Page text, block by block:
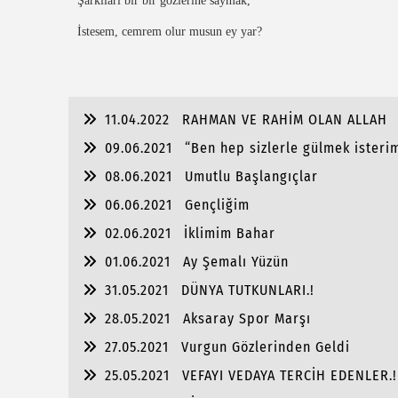
İstesem, cemrem olur musun ey yar?
11.04.2022
RAHMAN VE RAHİM OLAN ALLAH
09.06.2021
“Ben hep sizlerle gülmek
08.06.2021
Umutlu Başlangıçlar
06.06.2021
Gençliğim
02.06.2021
İklimim Bahar
01.06.2021
Ay Şemalı Yüzün
31.05.2021
DÜNYA TUTKUNLARI.!
28.05.2021
Aksaray Spor Marşı
27.05.2021
Vurgun Gözlerinden Geldi
25.05.2021
VEFAYI VEDAYA TERCİH EDENLER.!